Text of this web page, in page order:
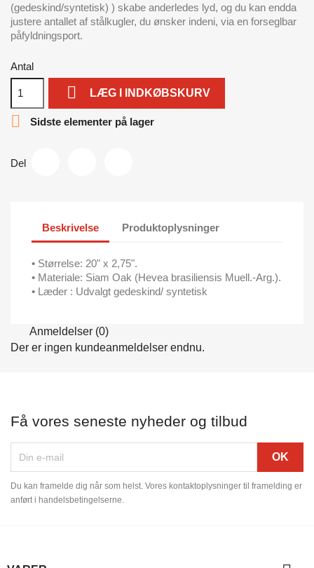
(gedeskind/syntetisk) ) skabe anderledes lyd, og du kan endda
justere antallet af stålkugler, du ønsker indeni, via en forseglbar
påfyldningsport.
Antal
 LÆG I INDKØBSKURV
 Sidste elementer på lager
Del
Beskrivelse Produktoplysninger
• Størrelse: 20" x 2,75".
• Materiale: Siam Oak (Hevea brasiliensis Muell.-Arg.).
• Læder : Udvalgt gedeskind/ syntetisk
Anmeldelser (0)
Der er ingen kundeanmeldelser endnu.
Få vores seneste nyheder og tilbud
Du kan framelde dig når som helst. Vores kontaktoplysninger til framelding er
anført i handelsbetingelserne.